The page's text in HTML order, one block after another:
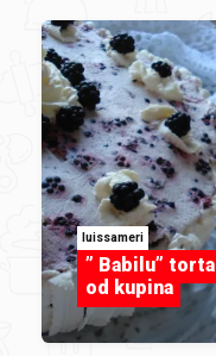
luissameri
” Babilu” torta
od kupina